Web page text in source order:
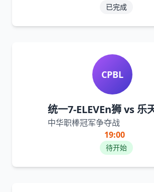
已完成
CPBL
统一7-ELEVEn狮 vs 乐
中华职棒冠军争夺战
19:00
待开始